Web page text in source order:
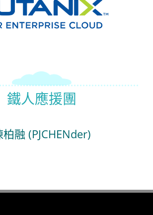
鐵人應援團
柏融 (PJCHENder)